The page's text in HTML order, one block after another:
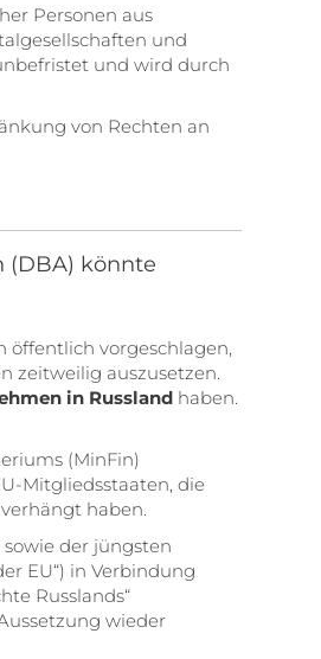
Personen aus
und
und wird durch
von Rechten an
(DBA) könnte
öffentlich vorgeschlagen,
zeitweilig auszusetzen.
in Russland haben.
(MinFin)
Mitgliedsstaaten, die
haben.
der jüngsten
EU“) in Verbindung
Russlands“
wieder